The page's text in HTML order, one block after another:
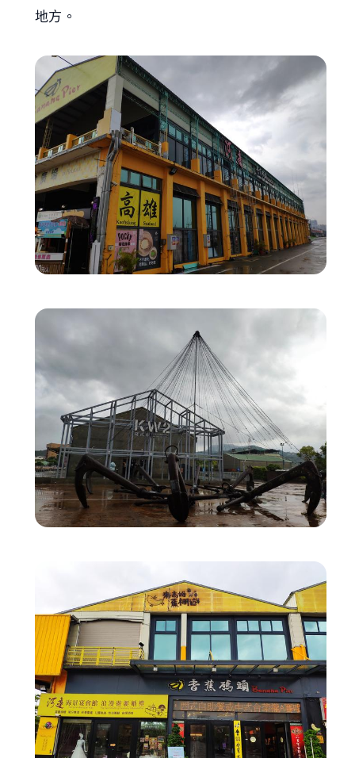
地方。